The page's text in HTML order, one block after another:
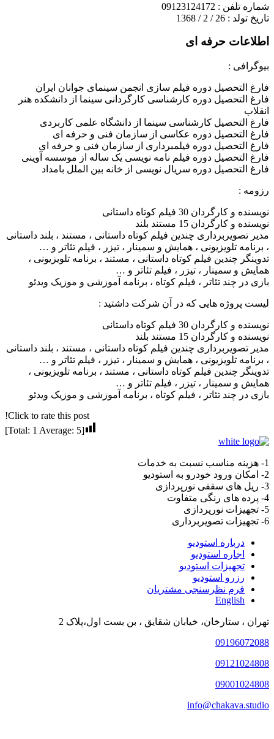
شماره تلفن : 09123124172
تاریخ تولد : 26 / 2 / 1368
اطلاعات حرفه ای
بیوگرافی :
فارغ التحصیل دوره فیلم سازی انجمن سینمای جوانان ایران
فارغ التحصیل دوره کارشناسی کارگردانی سینما از دانشکده هنر
انقلاب
فارغ التحصیل کارشناسی سینما از دانشگاه علمی کاربردی
فارغ التحصیل دوره عکاسی از سازمان فنی و حرفه ای
فارغ التحصیل دوره فیلمبرداری از سازمان فنی و حرفه ای
فارغ التحصیل دوره فیلم نامه نویسی یک ساله از موسسه آوینی
فارغ التحصیل دوره سریال نویسی از خانه بین الملل بامداد
رزومه :
نویسنده و کارگردان 30 فیلم کوتاه داستانی
نویسنده و کارگردان 15 مستند بلند
مدیر تصویربرداری چندین فیلم کوتاه داستانی ، مستند ، بلند داستانی
، برنامه تلویزیونی ، همایش و سمینار ، تیزر ، فیلم تئاتر و …
تدوینگر چندین فیلم کوتاه داستانی ، مستند ، برنامه تلویزیونی ،
همایش و سمینار ، تیزر ، فیلم تئاتر و …
بازی در چند تئاتر ، فیلم کوتاه ، برنامه آموزشی و موزیک ویدئو
لیست پروژه هایی که در آن شرکت داشتید :
نویسنده و کارگردان 30 فیلم کوتاه داستانی
نویسنده و کارگردان 15 مستند بلند
مدیر تصویربرداری چندین فیلم کوتاه داستانی ، مستند ، بلند داستانی
، برنامه تلویزیونی ، همایش و سمینار ، تیزر ، فیلم تئاتر و …
تدوینگر چندین فیلم کوتاه داستانی ، مستند ، برنامه تلویزیونی ،
همایش و سمینار ، تیزر ، فیلم تئاتر و …
بازی در چند تئاتر ، فیلم کوتاه ، برنامه آموزشی و موزیک ویدئو
Click to rate this post!
[Total:
1 Average: 5
]
1- هزینه مناسب نسبت به خدمات
2- امکان ورود خودرو به استودیو
3- ریل های سقفی نورپردازی
4- پرده های رنگی متفاوت
5- تجهیزات نورپردازی
6- تجهیزات تصویربرداری
درباره استودیو
اجاره استودیو
تجهیزات استودیو
رزرو استودیو
فرم نظرسنجی مشتریان
English
تهران ، ستارخان، خیابان شقایق ، بن بست اول،پلاک 2
09196072088
09121024808
09001024808
info@chakava.studio